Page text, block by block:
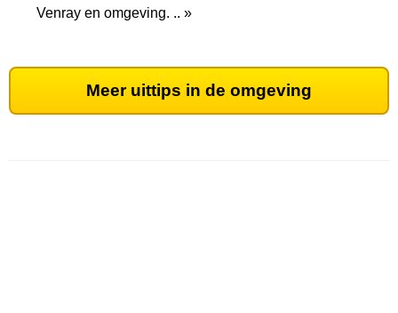
Venray en omgeving. .. »
Meer uittips in de omgeving